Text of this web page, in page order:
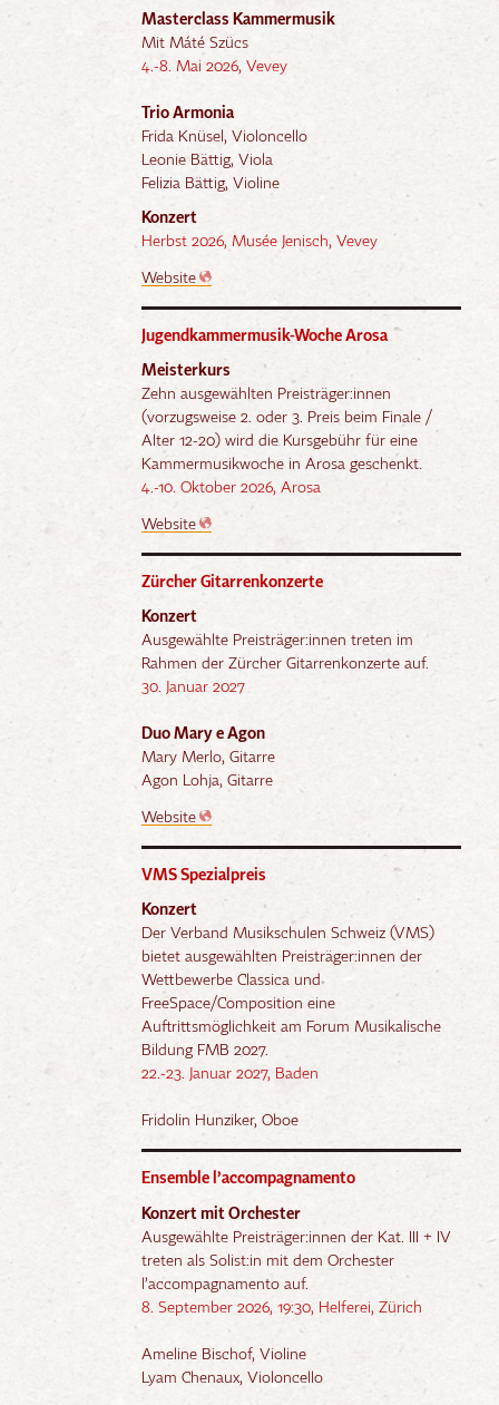
Masterclass Kammermusik
MitMáté Szücs
4.-8. Mai 2026, Vevey
Trio Armonia
Frida Knüsel, Violoncello
Leonie Bättig, Viola
Felizia Bättig, Violine
Konzert
Herbst 2026, Musée Jenisch, Vevey
Website
Jugendkammermusik-Woche Arosa
Meisterkurs
Zehn ausgewählten Preisträger:innen
(vorzugsweise 2. oder 3. Preis beim Finale /
Alter 12-20) wird die Kursgebühr für eine
Kammermusikwoche in Arosa geschenkt.
4.-10. Oktober 2026, Arosa
Website
Zürcher Gitarrenkonzerte
Konzert
Ausgewählte Preisträger:innen treten im
Rahmen der Zürcher Gitarrenkonzerte auf.
30. Januar 2027
Duo Mary e Agon
Mary Merlo, Gitarre
Agon Lohja, Gitarre
Website
VMS Spezialpreis
Konzert
Der Verband Musikschulen Schweiz (VMS)
bietet ausgewählten Preisträger:innen der
Wettbewerbe Classica und
FreeSpace/Composition eine
Auftrittsmöglichkeit am Forum Musikalische
Bildung FMB 2027.
22.-23. Januar 2027, Baden
Fridolin Hunziker, Oboe
Ensemble l’accompagnamento
Konzert mit Orchester
Ausgewählte Preisträger:innen der Kat. III + IV
treten als Solist:in mit dem Orchester
l’accompagnamento auf.
8. September 2026, 19:30, Helferei, Zürich
Ameline Bischof, Violine
Lyam Chenaux, Violoncello